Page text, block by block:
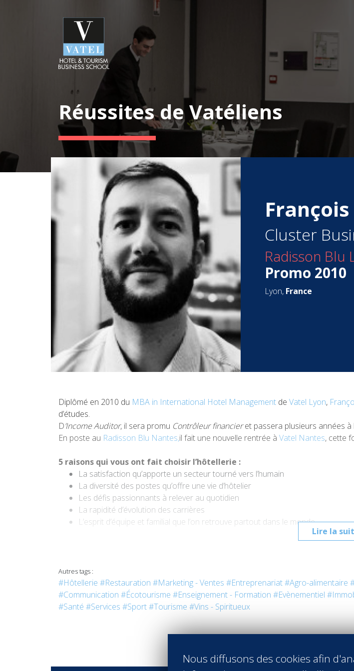
Réussites de Vatéliens
François
Cluster
Radisson Blu
Promo 2010
Lyon, France
Lire la
Diplômé en 2010 du MBA in International Hotel Management de Vatel Lyon,
d’études.
D’Income Auditor, il sera promu Contrôleur financieret passera plusieurs années à
En poste au Radisson Blu Nantes,il fait une nouvelle rentrée à Vatel Nantes, cette
5 raisons qui vous ont fait choisir l’hôtellerie :
La satisfaction qu’apporte un secteur tourné vers l’humain
La diversité des postes qu’offre une vie d’hôtelier
Les défis passionnants à relever au quotidien
La rapidité d’évolution des carrières
L’esprit d’équipe et familial que l’on retrouve partout dans le monde
Managementà
Vatel Lyon.
2009 : Stage de fin d’études au service financier du Park Inn by Radisson de Roissy
2010 : Embauche directe après le stage, en qualité d’Income Auditor
2012 : Premier poste de Contrôleur financier, toujours à Paris
2018 : Professeur de Gestion et Economie d’Entreprise àVatel Nantes.
Autres tags :
#Hôtellerie #Restauration #Marketing - Ventes #Entreprenariat#Agro-alimentaire
#Communication #Écotourisme #Enseignement - Formation #Evènementiel
#Santé #Services #Sport#Tourisme #Vins - Spiritueux
Nous diffusons des cookies afin